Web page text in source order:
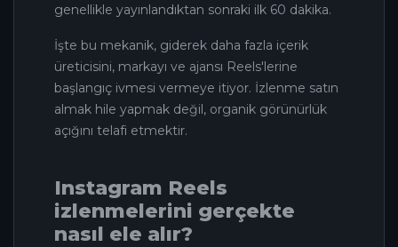
genellikle yayınlandıktan sonraki ilk 60 dakika.
İşte bu mekanik, giderek daha fazla içerik
üreticisini, markayı ve ajansı Reels'lerine
başlangıç ivmesi vermeye itiyor. İzlenme satın
almak hile yapmak değil, organik görünürlük
açığını telafi etmektir.
Instagram Reels
izlenmelerini gerçekte
nasıl ele alır?